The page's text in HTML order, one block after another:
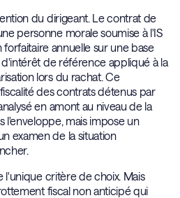
du dirigeant. Le contrat de
personne morale soumise à l'IS
annuelle sur une base
de référence appliqué à la
lors du rachat. Ce
des contrats détenus par
en amont au niveau de la
l'enveloppe, mais impose un
examen de la situation
l'unique critère de choix. Mais
fiscal non anticipé qui